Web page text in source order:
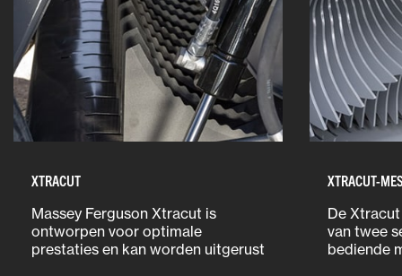
XTRACUT
Massey Ferguson Xtracut is
ontworpen voor optimale
prestaties en kan worden uitgerust
XTRACUT-
De
van twee
bediende